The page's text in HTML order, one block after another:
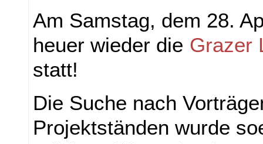
Am Samstag, dem 28.
heuer wieder die Grazer
statt!
Die Suche nach
Projektständen wurde